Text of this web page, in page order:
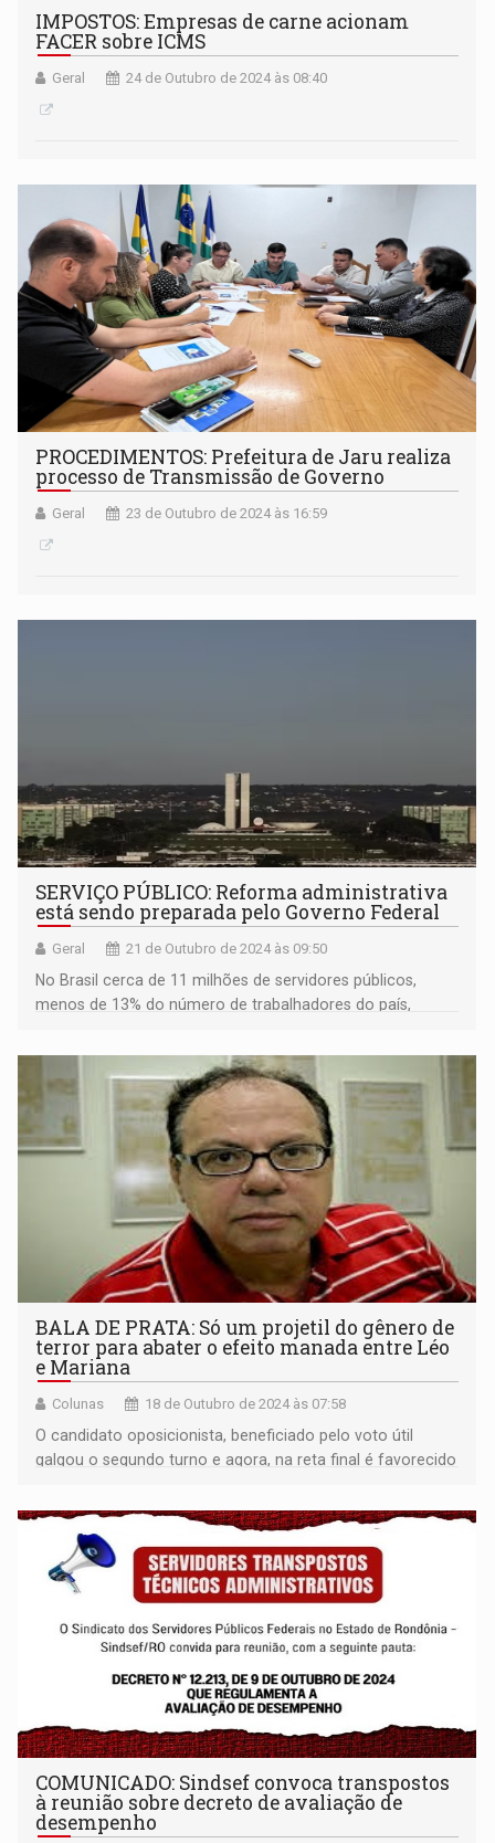
IMPOSTOS: Empresas de carne acionam
FACER sobre ICMS
Geral 24 de Outubro de 2024 às 08:40
PROCEDIMENTOS: Prefeitura de Jaru realiza
processo de Transmissão de Governo
Geral 23 de Outubro de 2024 às 16:59
SERVIÇO PÚBLICO: Reforma administrativa
está sendo preparada pelo Governo Federal
Geral 21 de Outubro de 2024 às 09:50
No Brasil cerca de 11 milhões de servidores públicos,
menos de 13% do número de trabalhadores do país,
que formam a OCDE (20,8%)
BALA DE PRATA: Só um projetil do gênero de
terror para abater o efeito manada entre Léo
e Mariana
Colunas 18 de Outubro de 2024 às 07:58
O candidato oposicionista, beneficiado pelo voto útil
galgou o segundo turno e agora, na reta final é favorecido
COMUNICADO: Sindsef convoca transpostos
à reunião sobre decreto de avaliação de
desempenho